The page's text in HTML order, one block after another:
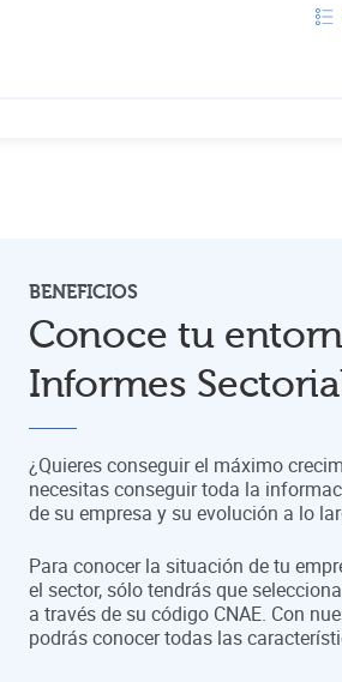
BENEFICIOS
Conoce tu
Informes
¿Quieres conseguir el máximo
necesitas conseguir toda la
de su empresa y su evolución a lo
Para conocer la situación de tu
el sector, sólo tendrás que
a través de su código CNAE. Con
podrás conocer todas las